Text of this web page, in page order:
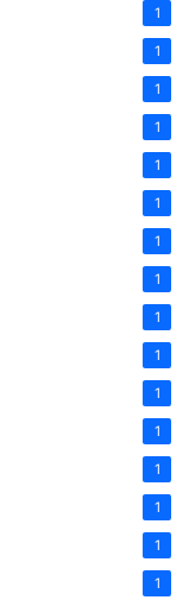
1
1
1
1
1
1
1
1
1
1
1
1
1
1
1
1